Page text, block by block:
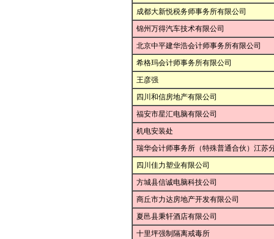
成都大新悦税务师事务所有限公司
锦州万得汽车技术有限公司
北京中平建华浩会计师事务所有限公司
希格玛会计师事务所有限公司
王彦强
四川和信房地产有限公司
福安市星汇电脑有限公司
机电安装处
瑞华会计师事务所（特殊普通合伙）江苏
四川佳力塑业有限公司
方城县信诚电脑科技公司
商丘市力达房地产开发有限公司
夏邑县秉轩酒店有限公司
十里坪强制隔离戒毒所